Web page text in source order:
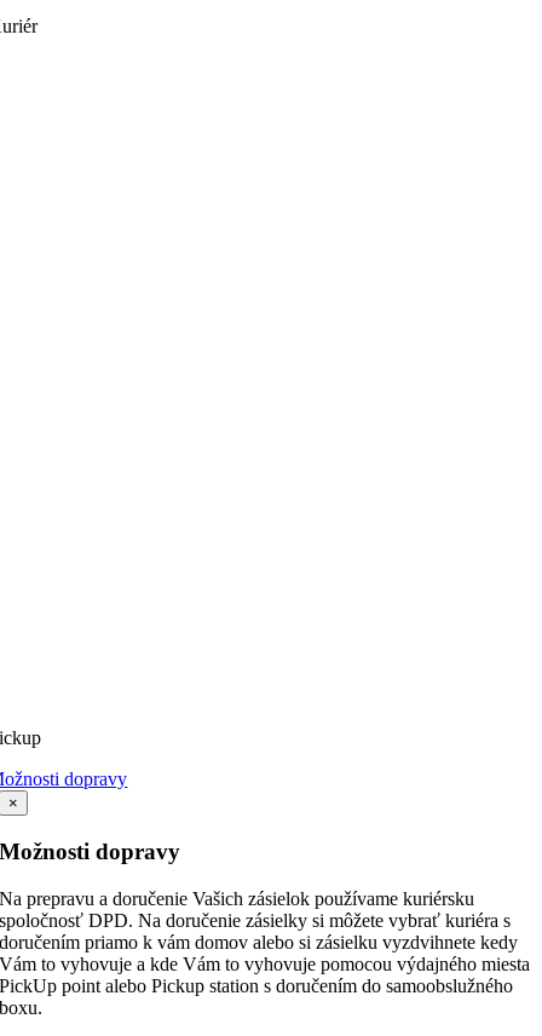
dopravy
×
Možnosti dopravy
Na prepravu a doručenie Vašich zásielok používame kuriérsku
spoločnosť DPD. Na doručenie zásielky si môžete vybrať kuriéra s
doručením priamo k vám domov alebo si zásielku vyzdvihnete kedy
Vám to vyhovuje a kde Vám to vyhovuje pomocou výdajného miesta
PickUp point alebo Pickup station s doručením do samoobslužného
boxu.